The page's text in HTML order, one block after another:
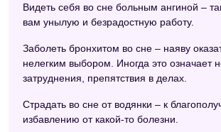
Видеть себя во сне больным ангиной –
вам унылую и безрадостную работу.
Заболеть бронхитом во сне – наяву
нелегким выбором. Иногда это означает
затруднения, препятствия в делах.
Страдать во сне от водянки – к
избавлению от какой-то болезни.